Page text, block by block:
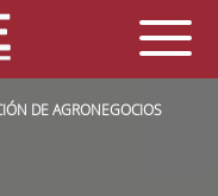
DE AGRONEGOCIOS